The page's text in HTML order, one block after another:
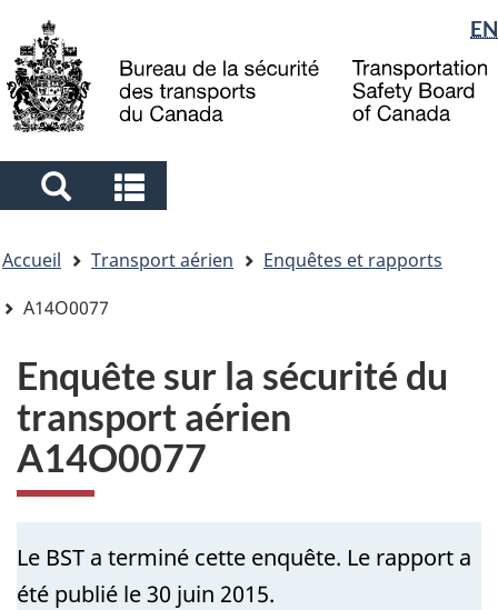
to
main
to
"About
government"
à
la
Sélection
de
la
langue
EN
Search
and
menus
and
menus
êtes
ici
Accueil Transport aérien
Enquêtes et rapports
A14O0077
Enquête sur la sécurité du
transport aérien
A14O0077
Le BST a terminé cette enquête. Le rapport a
été publié le 30 juin 2015.